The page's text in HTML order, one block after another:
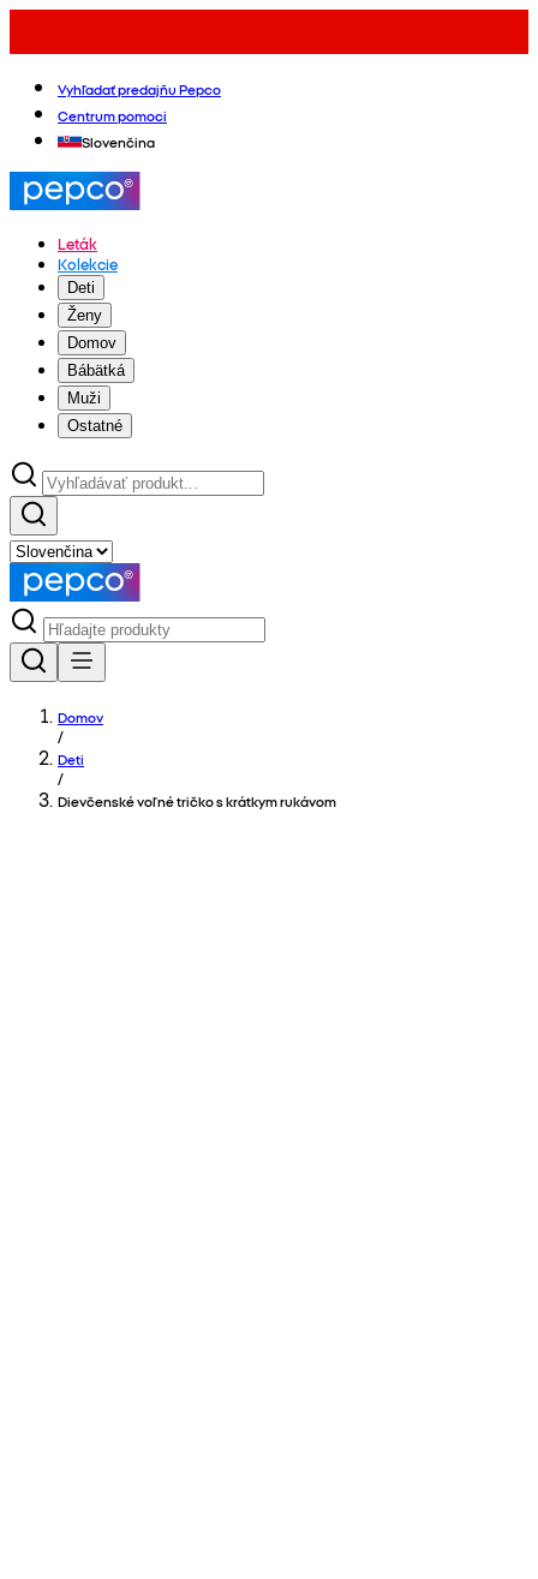
Vyhľadať predajňu Pepco
Centrum pomoci
Slovenčina
Leták
Kolekcie
Deti
Ženy
Domov
Bábätká
Muži
Ostatné
Domov
/
Deti
/
Dievčenské voľné tričko s krátkym rukávom